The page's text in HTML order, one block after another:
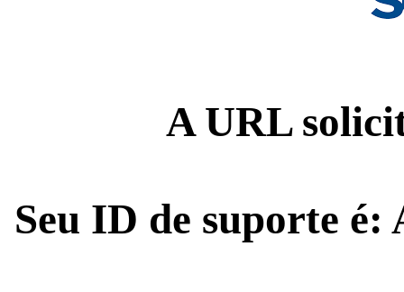
A URL
Seu ID de suporte é: